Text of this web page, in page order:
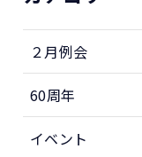
２月例会
60周年
イベント